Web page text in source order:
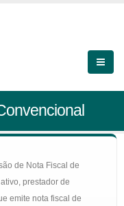
de Nota Fiscal de
prestador de
emite nota fiscal de